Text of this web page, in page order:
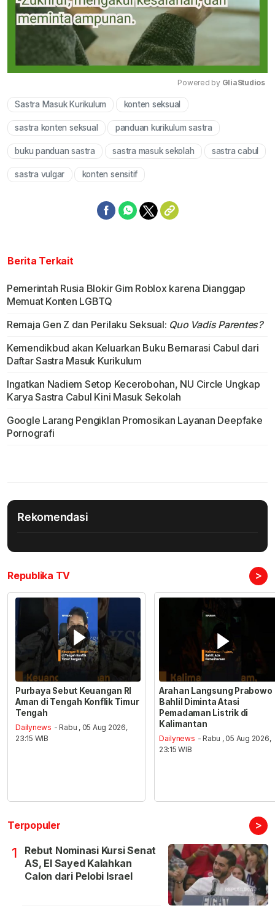
Powered by GliaStudios
Sastra Masuk Kurikulum konten seksual
sastra konten seksual panduan kurikulum sastra
buku panduan sastra sastra masuk sekolah sastra cabul
sastra vulgar konten sensitif
Berita Terkait
Pemerintah Rusia Blokir Gim Roblox karena Dianggap
Memuat Konten LGBTQ
Remaja Gen Z dan Perilaku Seksual: Quo Vadis Parentes?
Kemendikbud akan Keluarkan Buku Bernarasi Cabul dari
Daftar Sastra Masuk Kurikulum
Ingatkan Nadiem Setop Kecerobohan, NU Circle Ungkap
Karya Sastra Cabul Kini Masuk Sekolah
Google Larang Pengiklan Promosikan Layanan Deepfake
Pornografi
Rekomendasi
Republika TV >
Purbaya Sebut Keuangan RI
Aman di Tengah Konflik Timur
Tengah
Dailynews - Rabu , 05 Aug 2026,
23:15 WIB
Arahan Langsung Prabowo
Bahlil Diminta Atasi
Pemadaman Listrik di
Kalimantan
Dailynews - Rabu , 05 Aug 2026,
23:15 WIB
Terpopuler >
1
Rebut Nominasi Kursi Senat
AS, El Sayed Kalahkan
Calon dari Pelobi Israel